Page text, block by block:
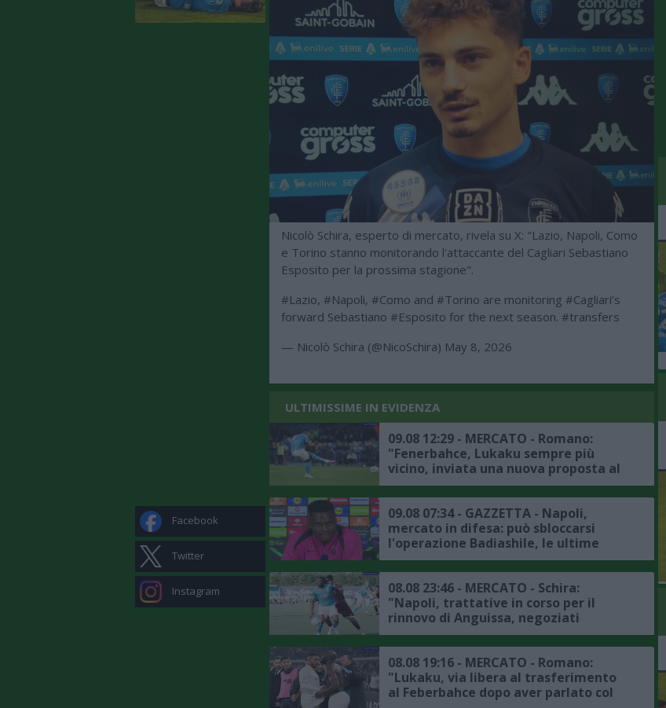
Facebook
Twitter
Instagram
Nicolò Schira, esperto di mercato, rivela su X: "Lazio, Napoli, Como
e Torino stanno monitorando l'attaccante del Cagliari Sebastiano
Esposito per la prossima stagione".
#Lazio, #Napoli, #Como and #Torino are monitoring #Cagliari’s
forward Sebastiano #Esposito for the next season. #transfers
— Nicolò Schira (@NicoSchira) May 8, 2026
ULTIMISSIME IN EVIDENZA
09.08 12:29 - MERCATO - Romano:
"Fenerbahce, Lukaku sempre più
vicino, inviata una nuova proposta al
Napoli, accordo in dirittura d'arrivo"
09.08 07:34 - GAZZETTA - Napoli,
mercato in difesa: può sbloccarsi
l'operazione Badiashile, le ultime
08.08 23:46 - MERCATO - Schira:
"Napoli, trattative in corso per il
rinnovo di Anguissa, negoziati
positivi"
08.08 19:16 - MERCATO - Romano:
"Lukaku, via libera al trasferimento
al Feberbahce dopo aver parlato col